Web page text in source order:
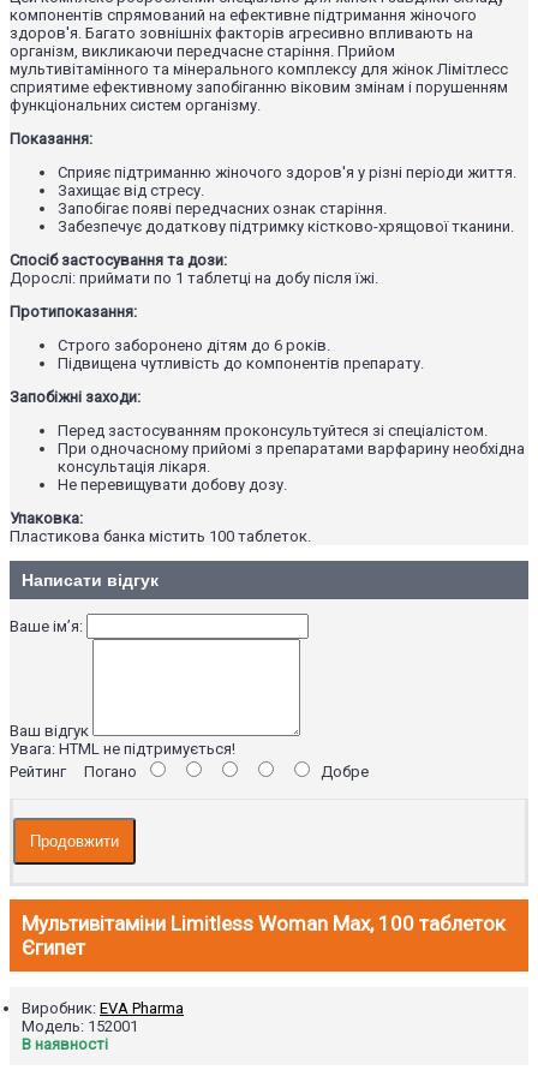
компонентів спрямований на ефективне підтримання жіночого
здоров'я. Багато зовнішніх факторів агресивно впливають на
організм, викликаючи передчасне старіння. Прийом
мультивітамінного та мінерального комплексу для жінок Лімітлесс
сприятиме ефективному запобіганню віковим змінам і порушенням
функціональних систем організму.
Показання:
Сприяє підтриманню жіночого здоров'я у різні періоди життя.
Захищає від стресу.
Запобігає появі передчасних ознак старіння.
Забезпечує додаткову підтримку кістково-хрящової тканини.
Спосіб застосування та дози:
Дорослі: приймати по 1 таблетці на добу після їжі.
Протипоказання:
Строго заборонено дітям до 6 років.
Підвищена чутливість до компонентів препарату.
Запобіжні заходи:
Перед застосуванням проконсультуйтеся зі спеціалістом.
При одночасному прийомі з препаратами варфарину необхідна
консультація лікаря.
Не перевищувати добову дозу.
Упаковка:
Пластикова банка містить 100 таблеток.
Написати відгук
Ваше ім’я:
Ваш відгук
Увага: HTML не підтримується!
РейтингПогано Добре
Продовжити
Мультивітаміни Limitless Woman Max, 100 таблеток
Єгипет
Виробник: EVA Pharma
Модель: 152001
В наявності